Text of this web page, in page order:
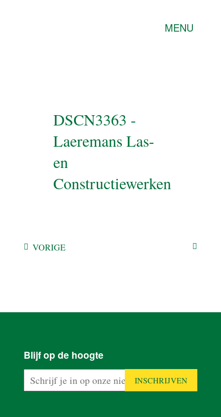
MENU
PRODUCTEN
DSCN3363 -
Laeremans Las-
en
Constructiewerken
VORIGE
Blijf op de hoogte